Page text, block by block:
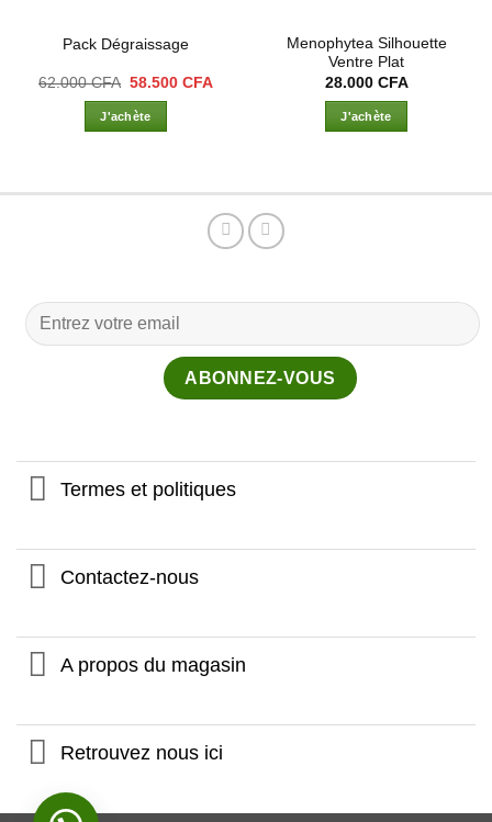
Pack Dégraissage
62.000CFA Le
initial
était :
58.500CFA
J'achète
Menophytea Silhouette
Ventre Plat
28.000 CFA
J'achète
Termes et politiques
Contactez-nous
A propos du magasin
Retrouvez nous ici